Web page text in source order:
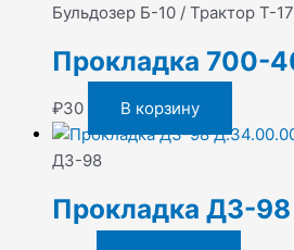
Бульдозер Б-10 / Трактор Т-
Прокладка 700-
₽30 В корзину
ДЗ-98
Прокладка ДЗ-